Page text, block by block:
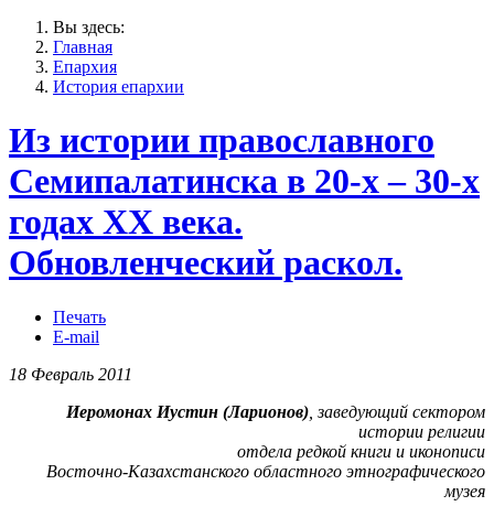
Вы здесь:
Главная
Епархия
История епархии
Из истории православного
Семипалатинска в 20-х – 30-х
годах ХХ века.
Обновленческий раскол.
Печать
E-mail
18 Февраль 2011
Иеромонах Иустин (Ларионов) , заведующий сектором
истории религии
отдела редкой книги и иконописи
Восточно-Казахстанского областного этнографического
музея